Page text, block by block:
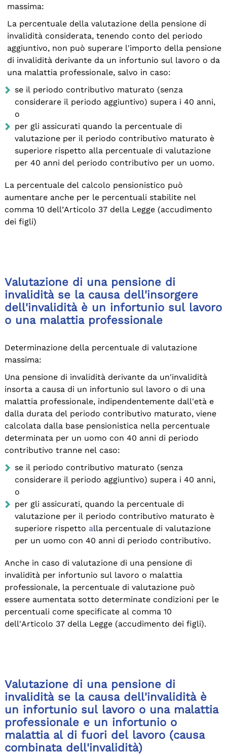
massima:
La percentuale della valutazione della pensione di
invalidità considerata, tenendo conto del periodo
aggiuntivo, non può superare l'importo della pensione
di invalidità derivante da un infortunio sul lavoro o da
una malattia professionale, salvo in caso:
se il periodo contributivo maturato (senza
considerare il periodo aggiuntivo) supera i 40 anni,
o
per gli assicurati quando la percentuale di
valutazione per il periodo contributivo maturato è
superiore rispetto alla percentuale di valutazione
per 40 anni del periodo contributivo per un uomo.
La percentuale del calcolo pensionistico può
aumentare anche per le percentuali stabilite nel
comma 10 dell’Articolo 37 della Legge (accudimento
dei figli)
Valutazione di una pensione di
invalidità se la causa dell'insorgere
dell'invalidità è un infortunio sul lavoro
o una malattia professionale
Determinazione della percentuale di valutazione
massima:
Una pensione di invalidità derivante da un'invalidità
insorta a causa di un infortunio sul lavoro o di una
malattia professionale, indipendentemente dall'età e
dalla durata del periodo contributivo maturato, viene
calcolata dalla base pensionistica nella percentuale
determinata per un uomo con 40 anni di periodo
contributivo tranne nel caso:
se il periodo contributivo maturato (senza
considerare il periodo aggiuntivo) supera i 40 anni,
o
per gli assicurati, quando la percentuale di
valutazione per il periodo contributivo maturato è
superiore rispetto alla percentuale di valutazione
per un uomo con 40 anni di periodo contributivo.
Anche in caso di valutazione di una pensione di
invalidità per infortunio sul lavoro o malattia
professionale, la percentuale di valutazione può
essere aumentata sotto determinate condizioni per le
percentuali come specificate al comma 10
dell'Articolo 37 della Legge (accudimento dei figli).
Valutazione di una pensione di
invalidità se la causa dell'invalidità è
un infortunio sul lavoro o una malattia
professionale e un infortunio o
malattia al di fuori del lavoro (causa
combinata dell'invalidità)